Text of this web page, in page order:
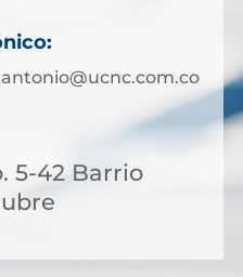
5-42 Barrio